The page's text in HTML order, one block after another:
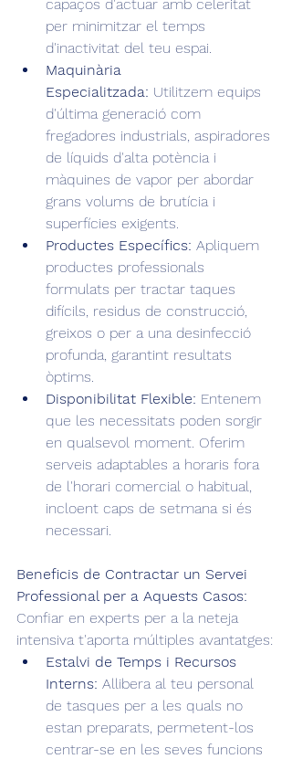
capaços d'actuar amb celeritat
per minimitzar el temps
d'inactivitat del teu espai.
Maquinària
Especialitzada: Utilitzem equips
d'última generació com
fregadores industrials, aspiradores
de líquids d'alta potència i
màquines de vapor per abordar
grans volums de brutícia i
superfícies exigents.
Productes Específics: Apliquem
productes professionals
formulats per tractar taques
difícils, residus de construcció,
greixos o per a una desinfecció
profunda, garantint resultats
òptims.
Disponibilitat Flexible: Entenem
que les necessitats poden sorgir
en qualsevol moment. Oferim
serveis adaptables a horaris fora
de l'horari comercial o habitual,
incloent caps de setmana si és
necessari.
Beneficis de Contractar un Servei
Professional per a Aquests Casos:
Confiar en experts per a la neteja
intensiva t'aporta múltiples avantatges:
Estalvi de Temps i Recursos
Interns: Allibera al teu personal
de tasques per a les quals no
estan preparats, permetent-los
centrar-se en les seves funcions